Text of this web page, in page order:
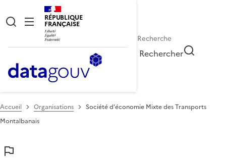
RÉPUBLIQUE
FRANÇAISE
Rechercher
Accueil Organisations
Société d'économie Mixte des Transports
Montalbanais